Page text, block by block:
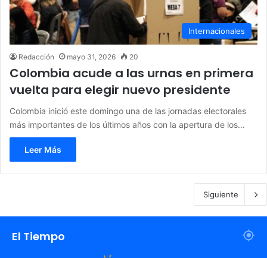
Internacionales
Redacción mayo 31, 2026 20
Colombia acude a las urnas en primera
vuelta para elegir nuevo presidente
Colombia inició este domingo una de las jornadas electorales
más importantes de los últimos años con la apertura de los…
Leer Más
Siguiente
El Tiempo